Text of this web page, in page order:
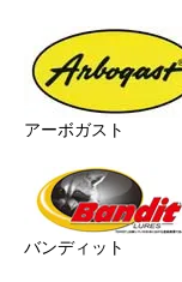
アーボガスト
バンディット